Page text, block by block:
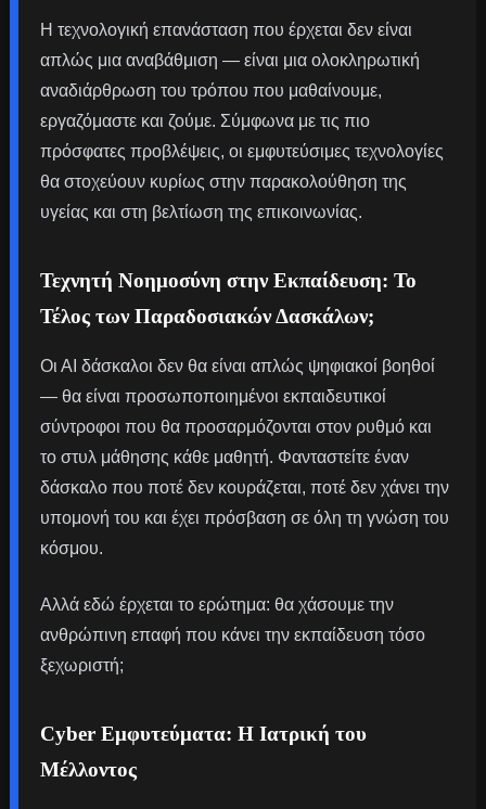
Η τεχνολογική επανάσταση που έρχεται δεν είναι
απλώς μια αναβάθμιση — είναι μια ολοκληρωτική
αναδιάρθρωση του τρόπου που μαθαίνουμε,
εργαζόμαστε και ζούμε. Σύμφωνα με τις πιο
πρόσφατες προβλέψεις, οι εμφυτεύσιμες τεχνολογίες
θα στοχεύουν κυρίως στην παρακολούθηση της
υγείας και στη βελτίωση της επικοινωνίας.
Τεχνητή Νοημοσύνη στην Εκπαίδευση: Το
Τέλος των Παραδοσιακών Δασκάλων;
Οι ΑΙ δάσκαλοι δεν θα είναι απλώς ψηφιακοί βοηθοί
— θα είναι προσωποποιημένοι εκπαιδευτικοί
σύντροφοι που θα προσαρμόζονται στον ρυθμό και
το στυλ μάθησης κάθε μαθητή. Φανταστείτε έναν
δάσκαλο που ποτέ δεν κουράζεται, ποτέ δεν χάνει την
υπομονή του και έχει πρόσβαση σε όλη τη γνώση του
κόσμου.
Αλλά εδώ έρχεται το ερώτημα: θα χάσουμε την
ανθρώπινη επαφή που κάνει την εκπαίδευση τόσο
ξεχωριστή;
Cyber Εμφυτεύματα: Η Ιατρική του
Μέλλοντος